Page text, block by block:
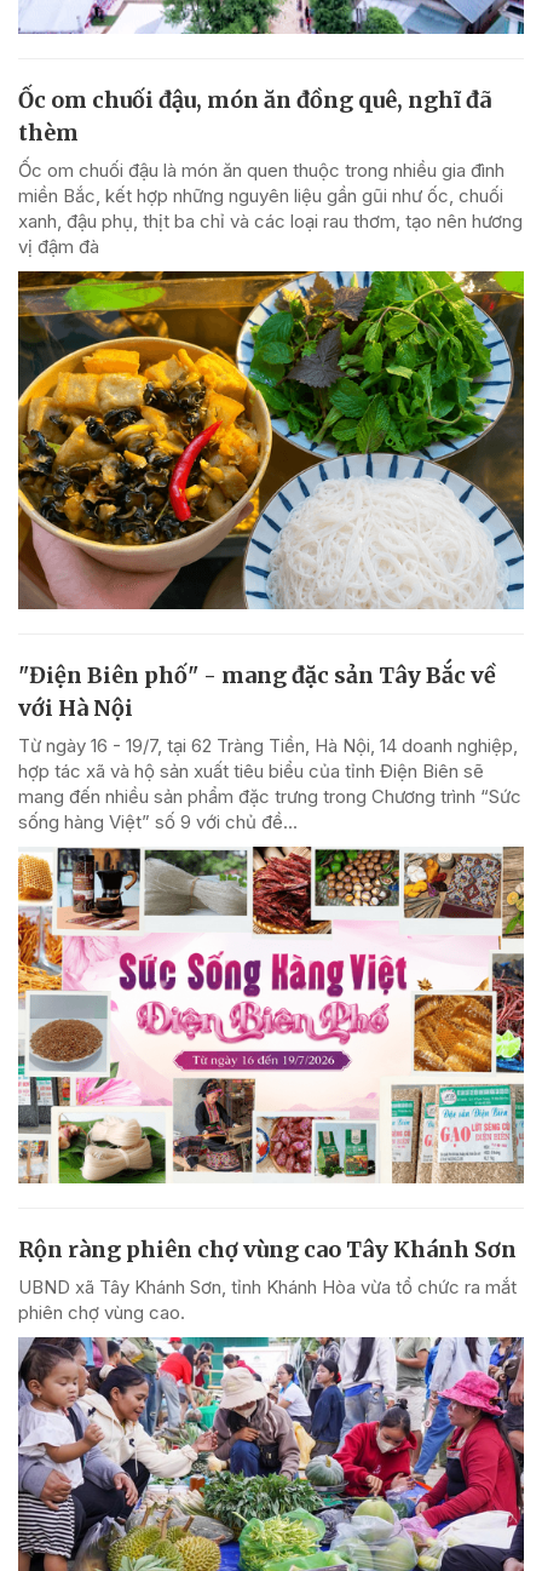
Ốc om chuối đậu, món ăn đồng quê, nghĩ đã
thèm
Ốc om chuối đậu là món ăn quen thuộc trong nhiều gia đình
miền Bắc, kết hợp những nguyên liệu gần gũi như ốc, chuối
xanh, đậu phụ, thịt ba chỉ và các loại rau thơm, tạo nên hương
vị đậm đà
"Điện Biên phố" - mang đặc sản Tây Bắc về
với Hà Nội
Từ ngày 16 - 19/7, tại 62 Tràng Tiền, Hà Nội, 14 doanh nghiệp,
hợp tác xã và hộ sản xuất tiêu biểu của tỉnh Điện Biên sẽ
mang đến nhiều sản phẩm đặc trưng trong Chương trình “Sức
sống hàng Việt” số 9 với chủ đề...
Rộn ràng phiên chợ vùng cao Tây Khánh Sơn
UBND xã Tây Khánh Sơn, tỉnh Khánh Hòa vừa tổ chức ra mắt
phiên chợ vùng cao.